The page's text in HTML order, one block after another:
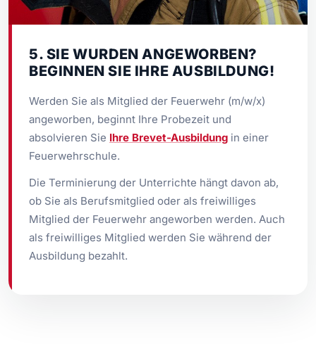
5. SIE WURDEN ANGEWORBEN?
BEGINNEN SIE IHRE AUSBILDUNG!
Werden Sie als Mitglied der Feuerwehr (m/w/x)
angeworben, beginnt Ihre Probezeit und
absolvieren Sie Ihre Brevet-Ausbildung in einer
Feuerwehrschule.
Die Terminierung der Unterrichte hängt davon ab,
ob Sie als Berufsmitglied oder als freiwilliges
Mitglied der Feuerwehr angeworben werden. Auch
als freiwilliges Mitglied werden Sie während der
Ausbildung bezahlt.